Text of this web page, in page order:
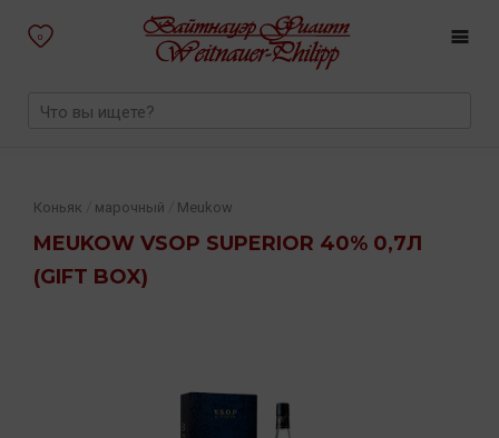
0
MEUKOW VSOP SUPERIOR 40% 0,7Л
(GIFT BOX)
Коньяк марочный Meukow